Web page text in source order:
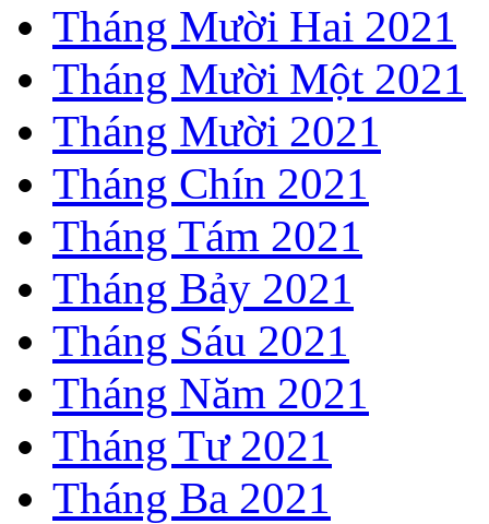
Tháng Mười Hai 2021
Tháng Mười Một 2021
Tháng Mười 2021
Tháng Chín 2021
Tháng Tám 2021
Tháng Bảy 2021
Tháng Sáu 2021
Tháng Năm 2021
Tháng Tư 2021
Tháng Ba 2021